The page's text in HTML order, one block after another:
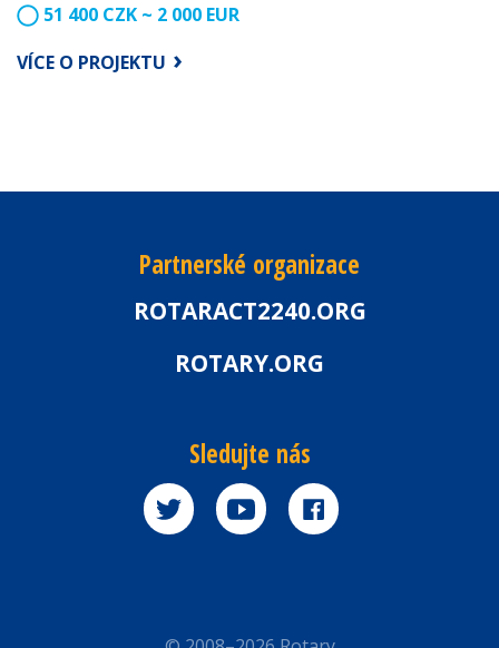
51 400 CZK ~ 2 000 EUR
VÍCE O PROJEKTU
Partnerské organizace
ROTARACT2240.ORG
ROTARY.ORG
Sledujte nás